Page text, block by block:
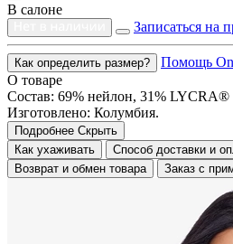
В салоне
Записаться на
Как определить размер?
Помощь
О товаре
Состав: 69% нейлон, 31% LYCRA®
Изготовлено: Колумбия.
Подробнее Скрыть
Как ухаживать
Способ доставки и
Возврат и обмен товара
Заказ с